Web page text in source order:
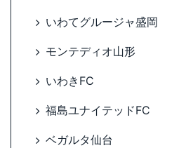
いわてグルージャ盛岡
モンテディオ山形
いわきFC
福島ユナイテッドFC
ベガルタ仙台